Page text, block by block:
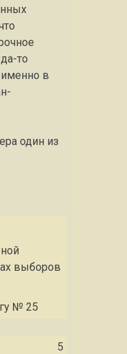
то
в
один из
выборов
№ 25
5